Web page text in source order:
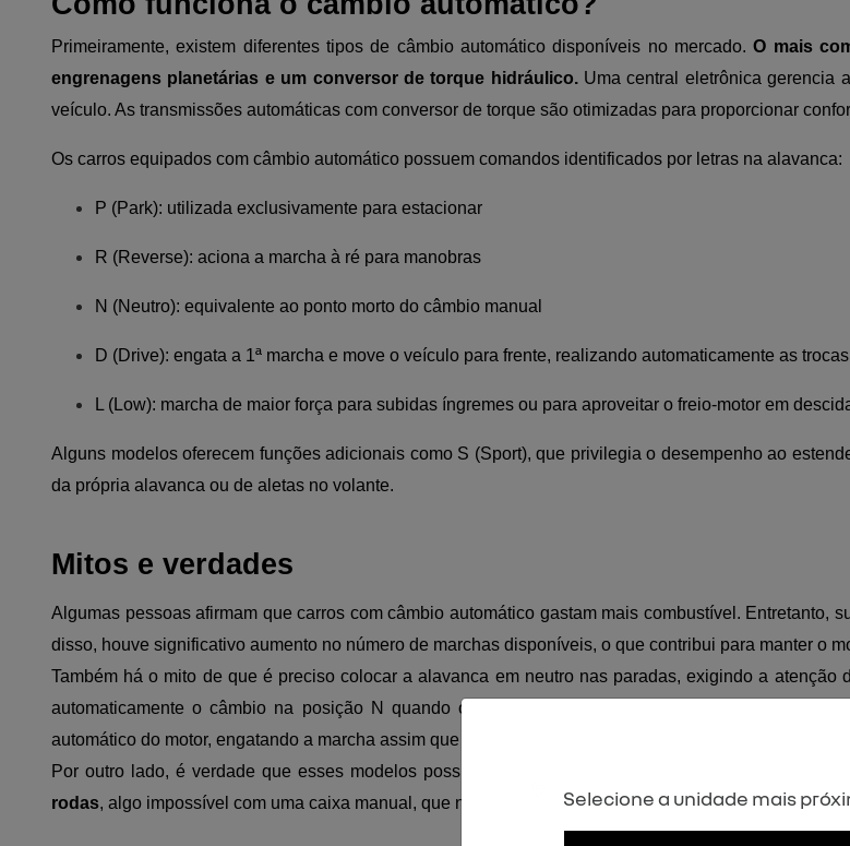
Primeiramente, existem diferentes tipos de câmbio automático disponíveis no mercado.O mais
engrenagens planetárias e um conversor de torque hidráulico.Uma central eletrônica gerencia
veículo. As transmissões automáticas com conversor de torque são otimizadas para proporcionar
Os carros equipados com câmbio automático possuem comandos identificados por letras na alavanca:
P (Park): utilizada exclusivamente para estacionar
R (Reverse): aciona a marcha à ré para manobras
N (Neutro): equivalente ao ponto morto do câmbio manual
D (Drive): engata a 1ª marcha e move o veículo para frente, realizando automaticamente as
L (Low): marcha de maior força para subidas íngremes ou para aproveitar o freio-motor em
Alguns modelos oferecem funções adicionais como S (Sport), que privilegia o desempenho ao
da própria alavanca ou de aletas no volante.
Mitos e verdades
Algumas pessoas afirmam que carros com câmbio automático gastam mais combustível. Entretanto,
disso, houve significativo aumento no número de marchas disponíveis, o que contribui para manter o
Também há o mito de que é preciso colocar a alavanca em neutro nas paradas, exigindo a
automaticamente o câmbio na posição N quando o veículo permanece parado por determinado
automático do motor, engatando a marcha assim que os motoristas liberam o pedal do freio.
Por outro lado, é verdade que esses modelos possuem trocas mais rápidas. Aliás,
o sistema
rodas, algo impossível com uma caixa manual, que necessita desacoplar temporariamente a
Selecione a unidade mais